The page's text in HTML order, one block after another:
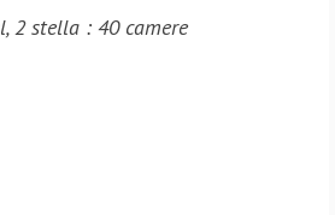
2 stella : 40 camere